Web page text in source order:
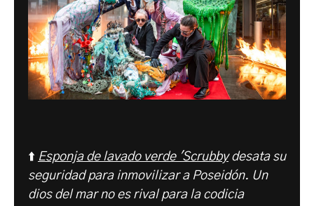
⬆️ Esponja de lavado verde 'Scrubbydesata su
seguridad para inmovilizar a Poseidón. Un
dios del mar no es rival para la codicia